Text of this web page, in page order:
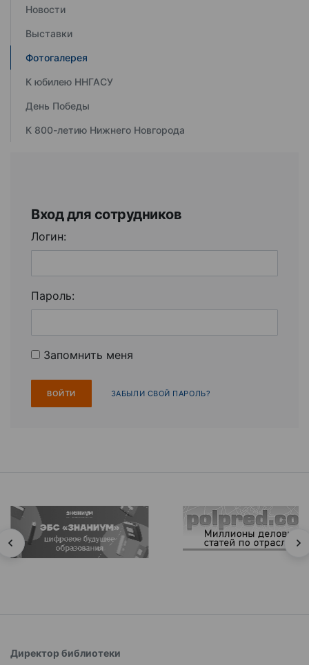
Новости
Выставки
Фотогалерея
К юбилею ННГАСУ
День Победы
К 800-летию Нижнего Новгорода
Вход для сотрудников
Логин:
Пароль:
Запомнить меня
ЗАБЫЛИ СВОЙ ПАРОЛЬ?
Директор библиотеки